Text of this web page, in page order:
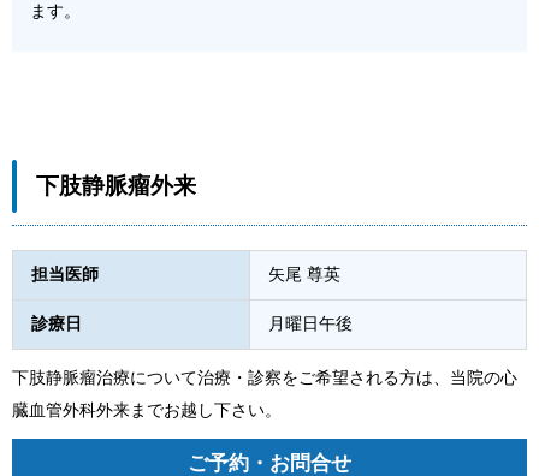
ます。
下肢静脈瘤外来
担当医師 矢尾 尊英
診療日 月曜日午後
下肢静脈瘤治療について治療・診察をご希望される方は、当院の心
臓血管外科外来までお越し下さい。
ご予約・お問合せ